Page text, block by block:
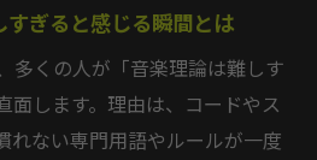
ぎると感じる瞬間とは
多くの人が「音楽理論は難しす
面します。理由は、コードやス
れない専門用語やルールが一度